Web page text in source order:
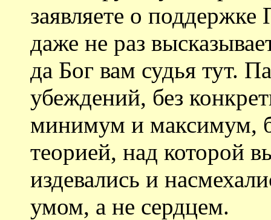
заявляете о
даже не раз
да Бог вам судья тут.
убеждений, без
минимум и максимум,
теорией, над которой
издевались и
умом, а не сердцем.